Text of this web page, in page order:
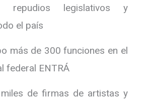
repudios legislativos y
el país
más de 300 funciones en el
federal ENTRÁ
de firmas de artistas y